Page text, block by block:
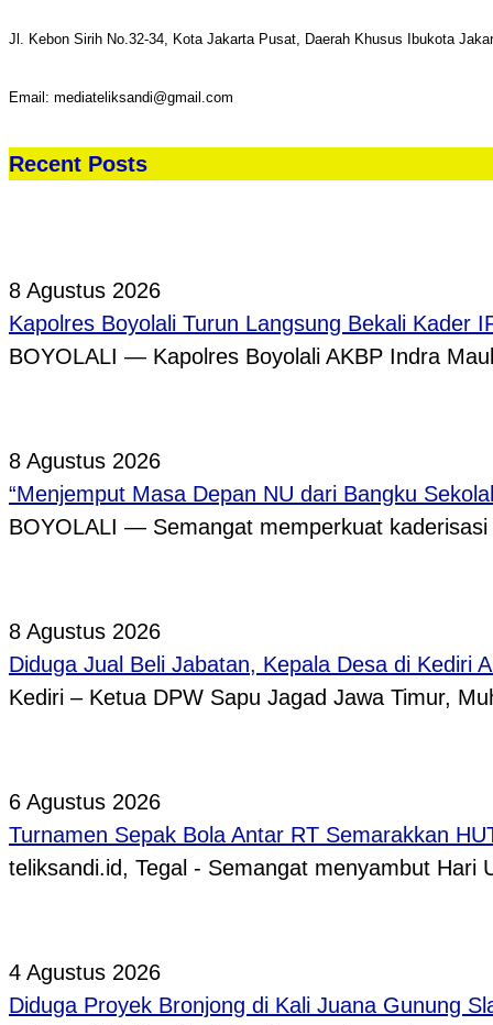
Jl. Kebon Sirih No.32-34, Kota Jakarta Pusat, Daerah Khusus Ibukota
Email: mediateliksandi@gmail.com
Recent Posts
8 Agustus 2026
Kapolres Boyolali Turun Langsung Bekali Kader
BOYOLALI — Kapolres Boyolali AKBP Indra
8 Agustus 2026
“Menjemput Masa Depan NU dari Bangku
BOYOLALI — Semangat memperkuat
8 Agustus 2026
Diduga Jual Beli Jabatan, Kepala Desa di Kediri
Kediri – Ketua DPW Sapu Jagad Jawa Timur,
6 Agustus 2026
Turnamen Sepak Bola Antar RT Semarakkan
teliksandi.id, Tegal - Semangat menyambut Hari
4 Agustus 2026
Diduga Proyek Bronjong di Kali Juana Gunung